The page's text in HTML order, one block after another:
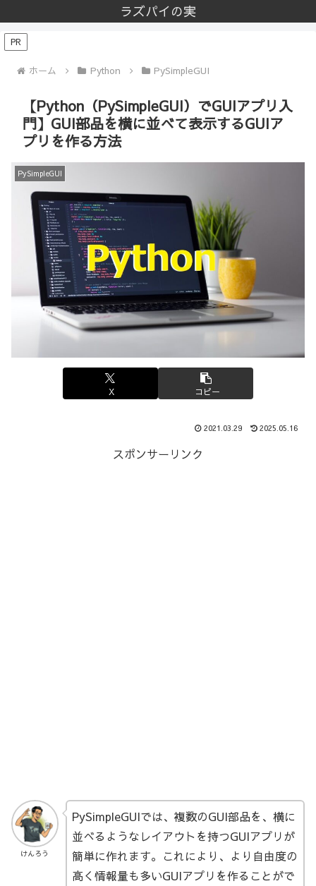
ラズパイの実
PR
ホーム Python PySimpleGUI
【Python（PySimpleGUI）でGUIアプリ入
門】GUI部品を横に並べて表示するGUIア
プリを作る方法
PySimpleGUI
X コピー
2021.03.29 2025.05.16
スポンサーリンク
けんろう
PySimpleGUIでは、複数のGUI部品を、横に
並べるようなレイアウトを持つGUIアプリが
簡単に作れます。これにより、より自由度の
高く情報量も多いGUIアプリを作ることがで